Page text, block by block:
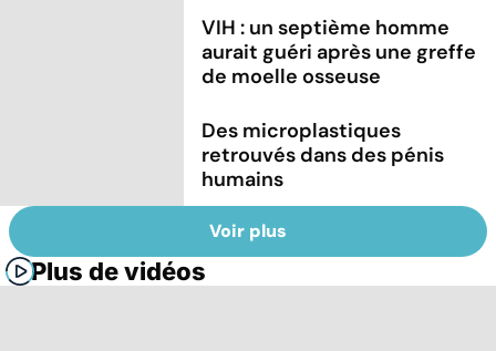
VIH : un septième homme
aurait guéri après une greffe
de moelle osseuse
Des microplastiques
retrouvés dans des pénis
humains
Voir plus
Plus de vidéos